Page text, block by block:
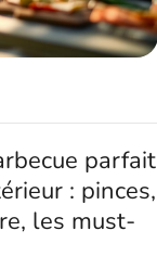
parfait
: pinces,
les must-